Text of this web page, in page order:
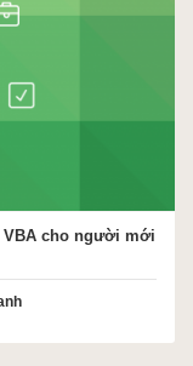
VBA cho người mới